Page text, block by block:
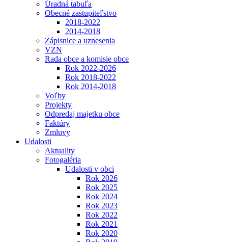
Úradná tabuľa
Obecné zastupiteľstvo
2018-2022
2014-2018
Zápisnice a uznesenia
VZN
Rada obce a komisie obce
Rok 2022-2026
Rok 2018-2022
Rok 2014-2018
Voľby
Projekty
Odpredaj majetku obce
Faktúry
Zmluvy
Udalosti
Aktuality
Fotogaléria
Udalosti v obci
Rok 2026
Rok 2025
Rok 2024
Rok 2023
Rok 2022
Rok 2021
Rok 2020